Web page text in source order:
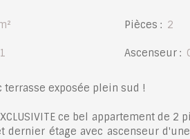
Pièces : 2
1 Ascenseur :
terrasse exposée plein sud !
ce bel appartement de 2
dernier étage avec ascenseur